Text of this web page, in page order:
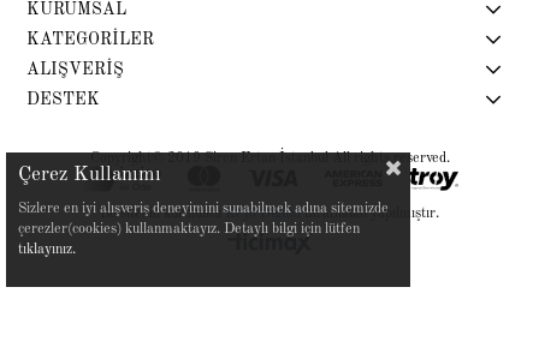
KURUMSAL
KATEGORİLER
ALIŞVERİŞ
DESTEK
Copyright© 2019 Siren Ertan İstanbul All rights reserved.
Bu sitenin kurulumuKeyo Digital tarafından yapılmıştır.
Çerez Kullanımı
Sizlere en iyi alışveriş deneyimini sunabilmek adına sitemizde
çerezler(cookies) kullanmaktayız. Detaylı bilgi için lütfen
tıklayınız.